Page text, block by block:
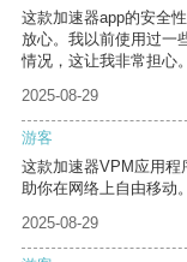
这款加速器app的安全
放心。我以前使用过一
情况，这让我非常担心。
2025-08-29
游客
这款加速器VPM应用程
助你在网络上自由移动。
2025-08-29